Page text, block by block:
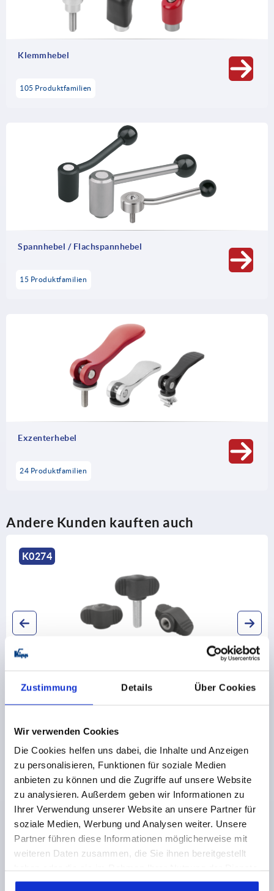
Zustimmung Details Über Cookies
Wir verwenden Cookies
Die Cookies helfen uns dabei, die Inhalte und Anzeigen
zu personalisieren, Funktionen für soziale Medien
anbieten zu können und die Zugriffe auf unsere Website
zu analysieren. Außerdem geben wir Informationen zu
Ihrer Verwendung unserer Website an unsere Partner für
soziale Medien, Werbung und Analysen weiter. Unsere
Partner führen diese Informationen möglicherweise mit
weiteren Daten zusammen, die Sie ihnen bereitgestellt
gesammelt haben.Cookie Richtlinien
Zuverlässigkeit bei einfachen Spannaufgaben.
Klemmhebel
105 Produktfamilien
Spannhebel / Flachspannhebel
15 Produktfamilien
Exzenterhebel
24 Produktfamilien
Andere Kunden kauften auch
K0274
Flügelgriffe "Miniwing" antibakteriell Stahlteile Edelstahl
ab1,43 €